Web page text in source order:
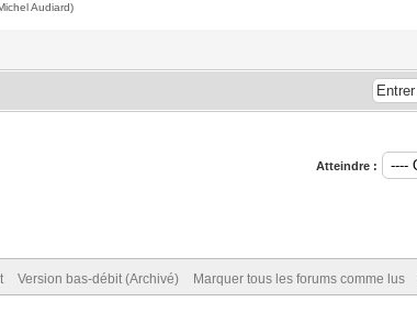
Audiard)
Atteindre :
Version bas-débit (Archivé) Marquer tous les forums comme lus